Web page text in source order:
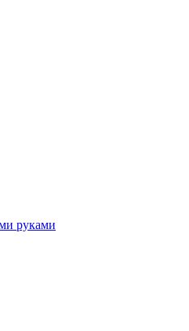
руками